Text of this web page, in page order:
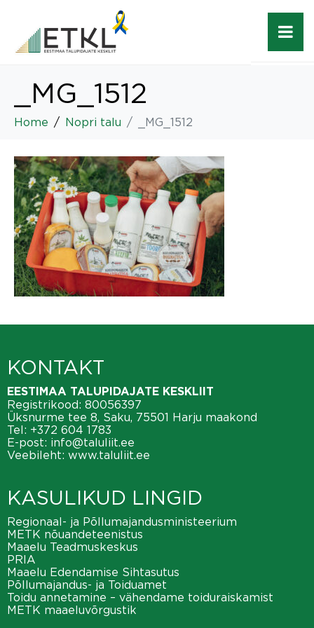
_MG_1512
Home Nopri talu _MG_1512
KONTAKT
EESTIMAA TALUPIDAJATE KESKLIIT
Registrikood: 80056397
Üksnurme tee 8, Saku, 75501 Harju maakond
Tel: +372 604 1783
E-post: info@taluliit.ee
Veebileht: www.taluliit.ee
KASULIKUD LINGID
Regionaal- ja Põllumajandusministeerium
METK nõuandeteenistus
Maaelu Teadmuskeskus
PRIA
Maaelu Edendamise Sihtasutus
Põllumajandus- ja Toiduamet
Toidu annetamine – vähendame toiduraiskamist
METK maaeluvõrgustik